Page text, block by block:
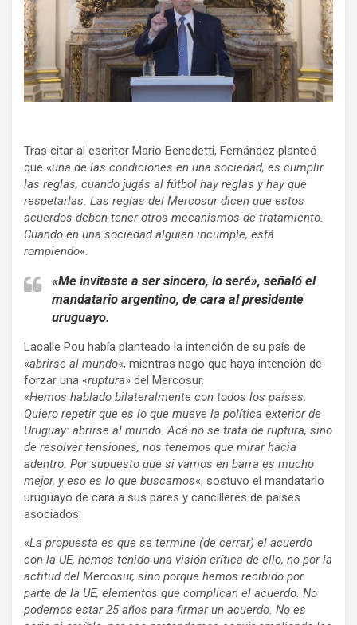
Tras citar al escritor Mario Benedetti, Fernández planteó
que «una de las condiciones en una sociedad, es cumplir
las reglas, cuando jugás al fútbol hay reglas y hay que
respetarlas. Las reglas del Mercosur dicen que estos
acuerdos deben tener otros mecanismos de tratamiento.
Cuando en una sociedad alguien incumple, está
rompiendo«.
«Me invitaste a ser sincero, lo seré», señaló el
mandatario argentino, de cara al presidente
uruguayo.
Lacalle Pou había planteado la intención de su país de
«abrirse al mundo«, mientras negó que haya intención de
forzar una «ruptura» del Mercosur.
«Hemos hablado bilateralmente con todos los países.
Quiero repetir que es lo que mueve la política exterior de
Uruguay: abrirse al mundo. Acá no se trata de ruptura, sino
de resolver tensiones, nos tenemos que mirar hacia
adentro. Por supuesto que si vamos en barra es mucho
mejor, y eso es lo que buscamos«, sostuvo el mandatario
uruguayo de cara a sus pares y cancilleres de países
asociados.
«La propuesta es que se termine (de cerrar) el acuerdo
con la UE, hemos tenido una visión crítica de ello, no por la
actitud del Mercosur, sino porque hemos recibido por
parte de la UE, elementos que complican el acuerdo. No
podemos estar 25 años para firmar un acuerdo. No es